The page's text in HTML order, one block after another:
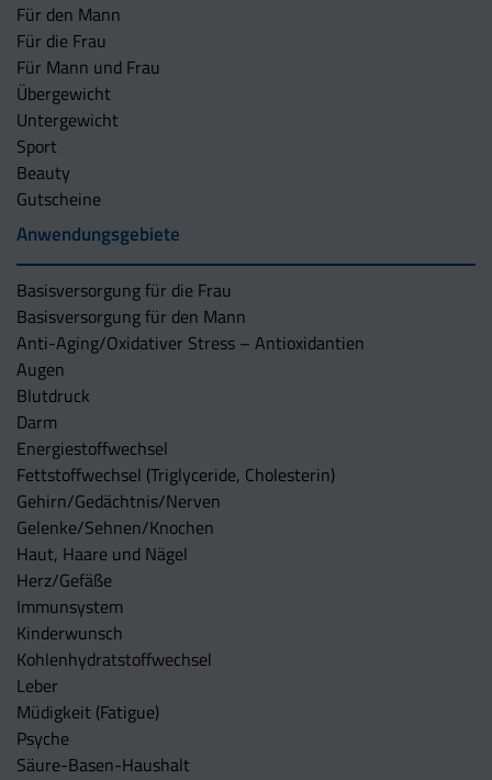
Für den Mann
Für die Frau
Für Mann und Frau
Übergewicht
Untergewicht
Sport
Beauty
Gutscheine
Anwendungsgebiete
Basisversorgung für die Frau
Basisversorgung für den Mann
Anti-Aging/Oxidativer Stress – Antioxidantien
Augen
Blutdruck
Darm
Energiestoffwechsel
Fettstoffwechsel (Triglyceride, Cholesterin)
Gehirn/Gedächtnis/Nerven
Gelenke/Sehnen/Knochen
Haut, Haare und Nägel
Herz/Gefäße
Immunsystem
Kinderwunsch
Kohlenhydratstoffwechsel
Leber
Müdigkeit (Fatigue)
Psyche
Säure-Basen-Haushalt